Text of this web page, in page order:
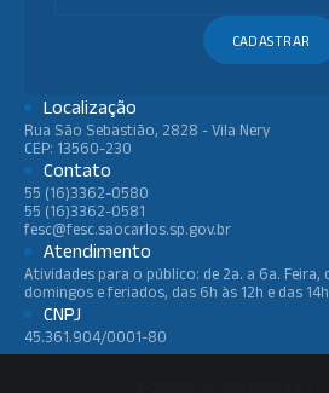
CADASTRAR
Localização
Rua São Sebastião, 2828 - Vila Nery
CEP: 13560-230
Contato
55 (16)3362-0580
55 (16)3362-0581
fesc@fesc.saocarlos.sp.gov.br
Atendimento
Atividades para o público: de 2a. a 6a. Feira,
domingos e feriados, das 6h às 12h e das
CNPJ
45.361.904/0001-80